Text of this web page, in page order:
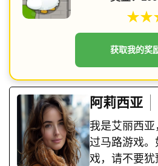
获取我的奖
阿莉西亚
我是艾丽西
过马路游戏
戏，请不要